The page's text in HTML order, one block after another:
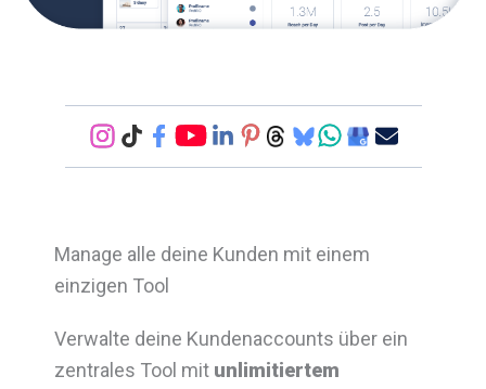
Manage alle deine Kunden mit einem
einzigen Tool
Verwalte deine Kundenaccounts über ein
zentrales Tool mit unlimitiertem